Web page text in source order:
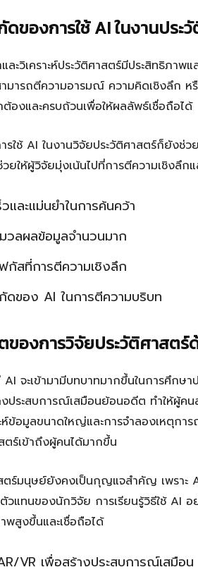
ของการใช้ AI ในงานประ
ละวิเคราะห์ประวัติศาสตร์มีประสิทธิภา
ามารถตีความอารมณ์ ความคิดเชิงลึก
งและครบถ้วนเพื่อให้ผลลัพธ์เชื่อถือได้
ใช้ AI ในงานวิจัยประวัติศาสตร์ก็ยังช่ว
ยให้ผู้วิจัยมุ่งเน้นไปที่การตีความเชิงลึกแ
และแม่นยำในการค้นคว้า
วลผลข้อมูลจำนวนมาก
กัสที่การตีความเชิงลึก
ดของ AI ในการตีความบริบท
ของการวิจัยประวัติศาสตร์
AI จะเข้ามามีบทบาทมากขึ้นในการศึกษ
ประสบการณ์เสมือนย้อนอดีต ทำให้ผู้คน
ห์ข้อมูลขนาดใหญ่และการจำลองเหตุก
ตร์เข้าถึงผู้คนได้มากขึ้น
ร์มนุษย์ยังคงเป็นกุญแจสำคัญ เพราะ
ตัวแทนของนักวิจัย การเรียนรู้วิธีใช้ AI
สูงขึ้นและเชื่อถือได้
VR เพื่อสร้างประสบการณ์เสมือน